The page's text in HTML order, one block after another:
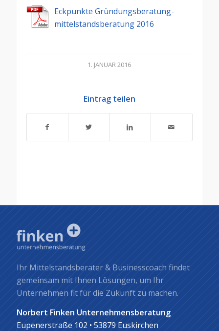
Eckpunkte Gründungsberatung-
mittelstandsberatung 2016
1. JANUAR 2016
Eintrag teilen
Ihr Mittelstandsberater & Businesscoach findet
gemeinsam mit Ihnen Lösungen, um Ihr
Unternehmen fit für die Zukunft zu machen.
Norbert Finken Unternehmensberatung
Eupenerstraße 102 • 53879 Euskirchen